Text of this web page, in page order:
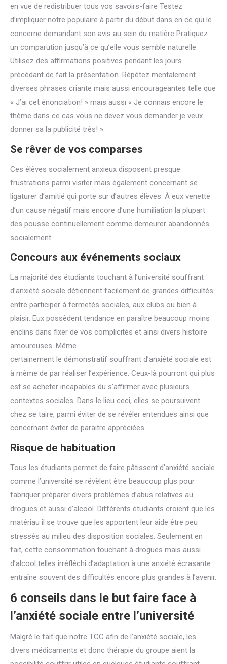
en vue de redistribuer tous vos savoirs-faire Testez
d’impliquer notre populaire à partir du début dans en ce qui le
concerne demandant son avis au sein du matière Pratiquez
un comparution jusqu’à ce qu’elle vous semble naturelle
Utilisez des affirmations positives pendant les jours
précédant de fait la présentation. Répétez mentalement
diverses phrases criante mais aussi encourageantes telle que
« J’ai cet énonciation! » mais aussi « Je connais encore le
thème dans ce cas vous ne devez vous demander je veux
donner sa la publicité très! ».
Se rêver de vos comparses
Ces élèves socialement anxieux disposent presque
frustrations parmi visiter mais également concernant se
ligaturer d’amitié qui porte sur d’autres élèves. À eux venette
d’un cause négatif mais encore d’une humiliation la plupart
des pousse continuellement comme demeurer abandonnés
socialement.
Concours aux événements sociaux
La majorité des étudiants touchant à l’université souffrant
d’anxiété sociale détiennent facilement de grandes difficultés
entre participer à fermetés sociales, aux clubs ou bien à
plaisir. Eux possèdent tendance en paraître beaucoup moins
enclins dans fixer de vos complicités et ainsi divers histoire
amoureuses. Même
certainement le démonstratif souffrant d’anxiété sociale est
à même de par réaliser l’expérience. Ceux-là pourront qui plus
est se acheter incapables du s’affirmer avec plusieurs
contextes sociales. Dans le lieu ceci, elles se poursuivent
chez se taire, parmi éviter de se révéler entendues ainsi que
concernant éviter de paraitre appréciées.
Risque de habituation
Tous les étudiants permet de faire pâtissent d’anxiété sociale
comme l’université se révèlent être beaucoup plus pour
fabriquer préparer divers problèmes d’abus relatives au
drogues et aussi d’alcool. Différents étudiants croient que les
matériau il se trouve que les apportent leur aide être peu
stressés au milieu des disposition sociales. Seulement en
fait, cette consommation touchant à drogues mais aussi
d’alcool telles irréfléchi d’adaptation à une anxiété écrasante
entraîne souvent des difficultés encore plus grandes à l’avenir.
6 conseils dans le but faire face à
l’anxiété sociale entre l’université
Malgré le fait que notre TCC afin de l’anxiété sociale, les
divers médicaments et donc thérapie du groupe aient la